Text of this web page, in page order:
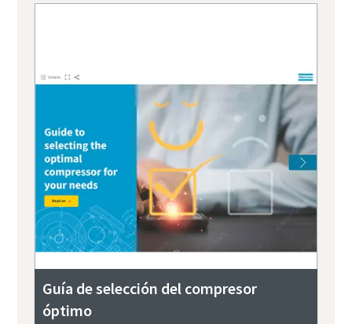
Guía de selección del compresor
óptimo